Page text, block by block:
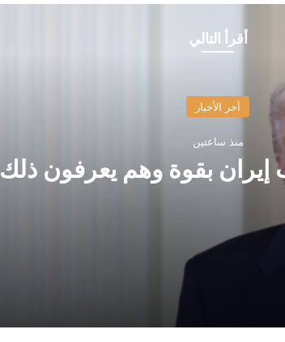
أقرأ التالي
آخر الأخبار
منذ ساعتين
بقوة وهم يعرفون ذلك